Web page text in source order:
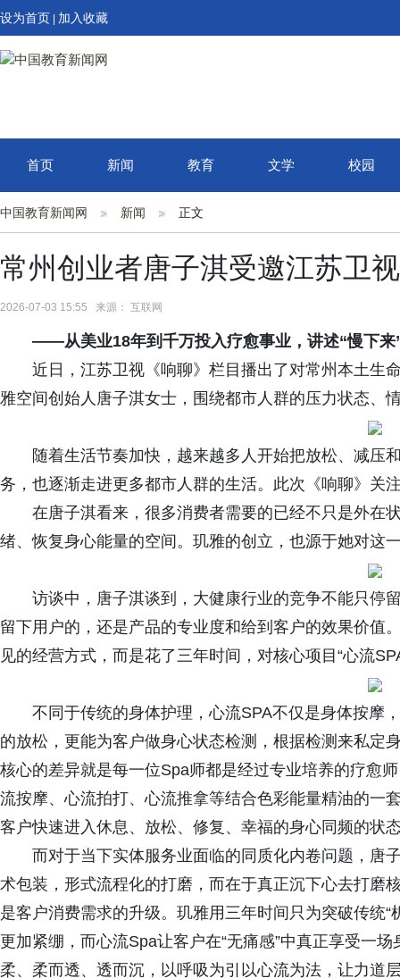
设为首页 加入收藏
首页 新闻 教育 文学 校园
中国教育新闻网 新闻 正文
常州创业者唐子淇受邀江苏卫
2026-07-03 15:55 来源： 互联网
——从美业18年到千万投入疗愈事业，讲述“慢下来
近日，江苏卫视《响聊》栏目播出了对常州本土生
雅空间创始人唐子淇女士，围绕都市人群的压力状态、
随着生活节奏加快，越来越多人开始把放松、减压
务，也逐渐走进更多都市人群的生活。此次《响聊》关
在唐子淇看来，很多消费者需要的已经不只是外在
绪、恢复身心能量的空间。玑雅的创立，也源于她对这
访谈中，唐子淇谈到，大健康行业的竞争不能只停
留下用户的，还是产品的专业度和给到客户的效果价值
见的经营方式，而是花了三年时间，对核心项目“心流
不同于传统的身体护理，心流SPA不仅是身体按摩
的放松，更能为客户做身心状态检测，根据检测来私定
核心的差异就是每一位Spa师都是经过专业培养的疗愈
流按摩、心流拍打、心流推拿等结合色彩能量精油的一
客户快速进入休息、放松、修复、幸福的身心同频的状
而对于当下实体服务业面临的同质化内卷问题，唐
术包装，形式流程化的打磨，而在于真正沉下心去打磨
是客户消费需求的升级。玑雅用三年时间只为突破传统
更加紧绷，而心流Spa让客户在“无痛感”中真正享受一
柔、柔而透、透而沉，以呼吸为引以心流为法，让力道